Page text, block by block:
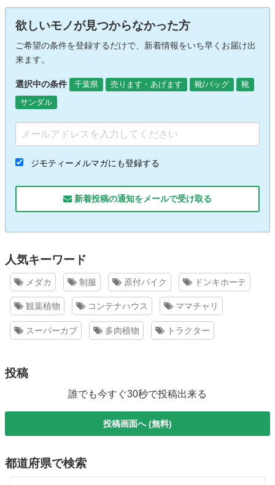
欲しいモノが見つからなかった方
ご希望の条件を登録するだけで、新着情報をいち早くお届け出
来ます。
選択中の条件 千葉県 売ります・あげます 靴/バッグ
靴
サンダル
ジモティーメルマガにも登録する
新着投稿の通知をメールで受け取る
人気キーワード
メダカ 制服 原付バイク ドンキホーテ
観葉植物 コンテナハウス ママチャリ
スーパーカブ 多肉植物 トラクター
投稿
誰でも今すぐ30秒で投稿出来る
投稿画面へ (無料)
都道府県で検索